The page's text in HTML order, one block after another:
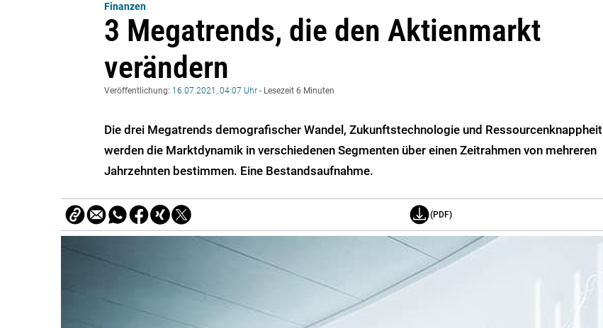
Finanzen
3 Megatrends, die den Aktienmarkt
verändern
Veröffentlichung: 16.07.2021, 04:07 Uhr - Lesezeit 6 Minuten
Die drei Megatrends demografischer Wandel, Zukunftstechnologie und Ressourcenknappheit
werden die Marktdynamik in verschiedenen Segmenten über einen Zeitrahmen von mehreren
Jahrzehnten bestimmen. Eine Bestandsaufnahme.
(PDF)